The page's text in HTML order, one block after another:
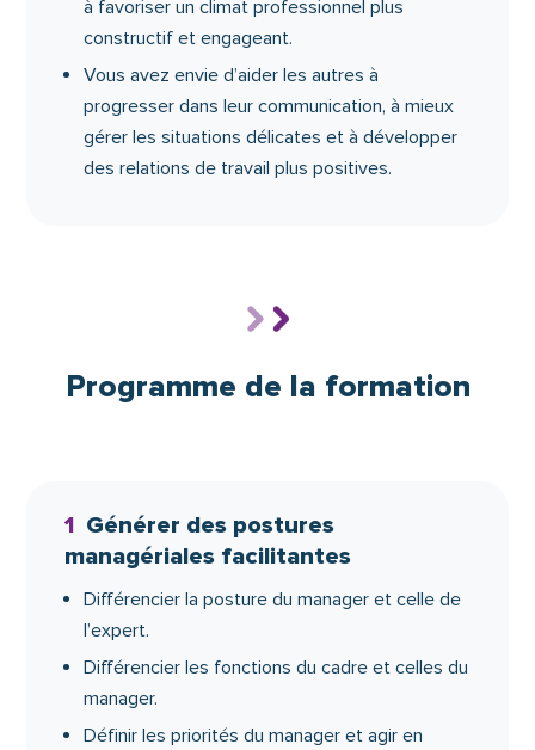
à favoriser un climat professionnel plus
constructif et engageant.
Vous avez envie d’aider les autres à
progresser dans leur communication, à mieux
gérer les situations délicates et à développer
des relations de travail plus positives.
Programme de la formation
1 Générer des postures
managériales facilitantes
Différencier la posture du manager et celle de
l’expert.
Différencier les fonctions du cadre et celles du
manager.
Définir les priorités du manager et agir en